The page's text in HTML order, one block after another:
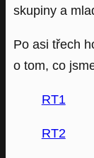
skupiny a
Po asi třech
o tom, co
RT1
RT2